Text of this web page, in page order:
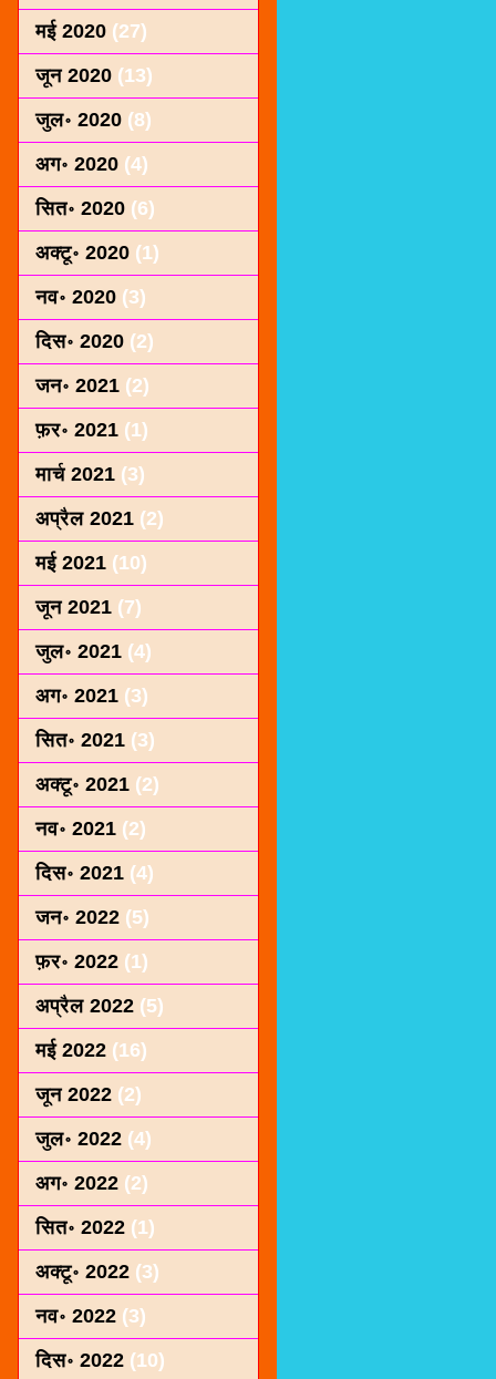
मई 2020 (27)
जून 2020 (13)
जुल॰ 2020 (8)
अग॰ 2020 (4)
सित॰ 2020 (6)
अक्टू॰ 2020 (1)
नव॰ 2020 (3)
दिस॰ 2020 (2)
जन॰ 2021 (2)
फ़र॰ 2021 (1)
मार्च 2021 (3)
अप्रैल 2021 (2)
मई 2021 (10)
जून 2021 (7)
जुल॰ 2021 (4)
अग॰ 2021 (3)
सित॰ 2021 (3)
अक्टू॰ 2021 (2)
नव॰ 2021 (2)
दिस॰ 2021 (4)
जन॰ 2022 (5)
फ़र॰ 2022 (1)
अप्रैल 2022 (5)
मई 2022 (16)
जून 2022 (2)
जुल॰ 2022 (4)
अग॰ 2022 (2)
सित॰ 2022 (1)
अक्टू॰ 2022 (3)
नव॰ 2022 (3)
दिस॰ 2022 (10)